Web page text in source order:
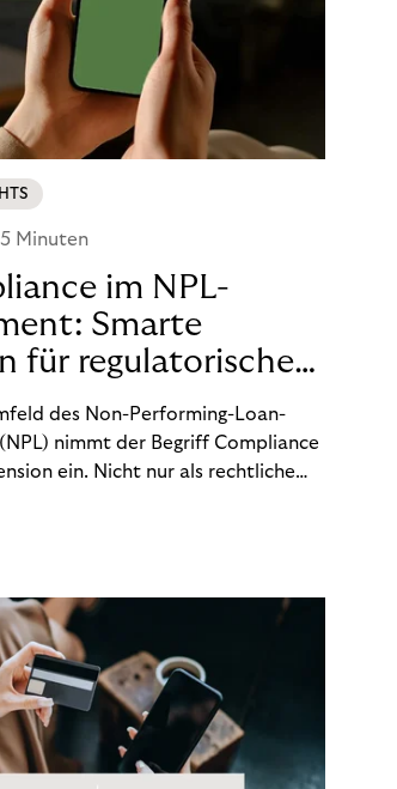
5 Minuten
im NPL-
Smarte
für regulatorische
des Non-Performing-Loan-
nimmt der Begriff Compliance
ein. Nicht nur als rechtliche
In einem Umfeld steigender
viele Unternehmen an die
Compliance-Mechanismen.